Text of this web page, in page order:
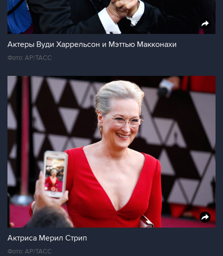
Актеры Вуди Харрельсон и Мэттью Макконахи
Фото: AP/ТАСС
Актриса Мерил Стрип
Фото: AP/ТАСС